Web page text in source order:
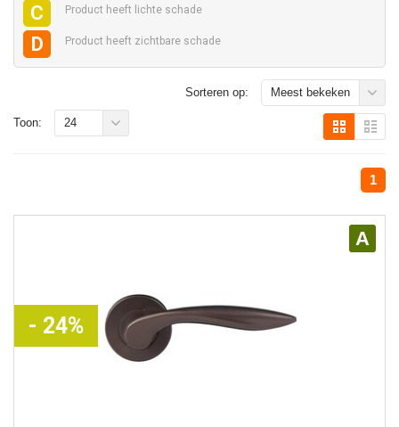
C Product heeft lichte schade
D Product heeft zichtbare schade
Sorteren op: Meest bekeken
1
Toon: 24
A
- 24%